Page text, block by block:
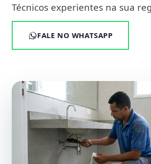
Técnicos experientes na sua
FALE NO WHATSAPP